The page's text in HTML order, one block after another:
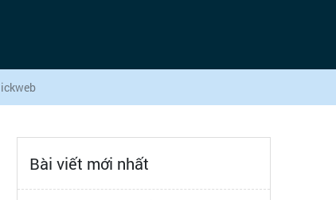
Bài viết mới nhất